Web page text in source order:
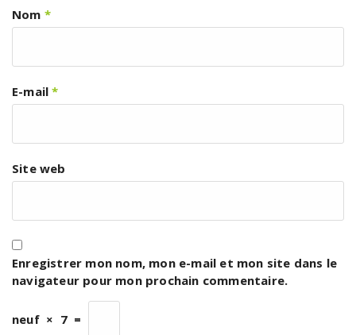
Nom *
E-mail*
Site web
Enregistrer mon nom, mon e-mail et mon site dans le
navigateur pour mon prochain commentaire.
neuf × 7 =